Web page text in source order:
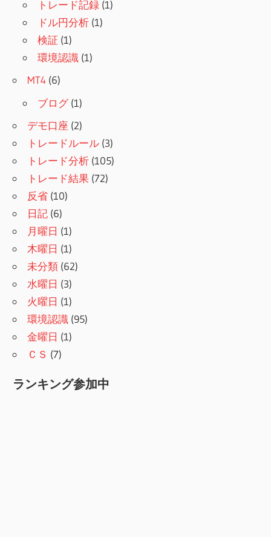
トレード記録 (1)
ドル円分析 (1)
検証 (1)
環境認識 (1)
MT4 (6)
ブログ(1)
デモ口座 (2)
トレードルール (3)
トレード分析 (105)
トレード結果 (72)
反省 (10)
日記 (6)
月曜日 (1)
木曜日 (1)
未分類 (62)
水曜日 (3)
火曜日 (1)
環境認識 (95)
金曜日 (1)
ＣＳ (7)
ランキング参加中